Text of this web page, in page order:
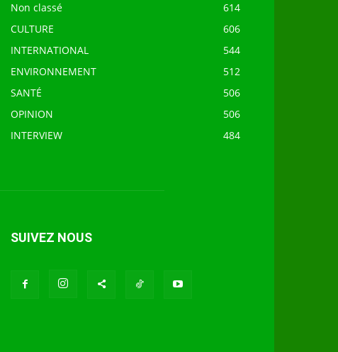
Non classé
614
CULTURE
606
INTERNATIONAL
544
ENVIRONNEMENT
512
SANTÉ
506
OPINION
506
INTERVIEW
484
SUIVEZ NOUS